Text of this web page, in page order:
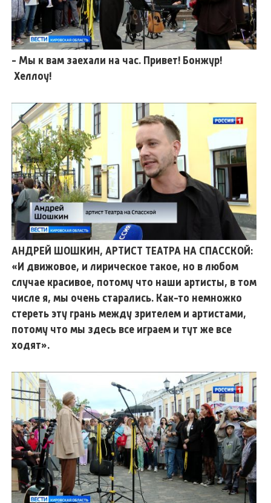
- Мы к вам заехали на час. Привет! Бонжур!
Хеллоу!
АНДРЕЙ ШОШКИН, АРТИСТ ТЕАТРА НА СПАССКОЙ:
«И движовое, и лирическое такое, но в любом
случае красивое, потому что наши артисты, в том
числе я, мы очень старались. Как-то немножко
стереть эту грань между зрителем и артистами,
потому что мы здесь все играем и тут же все
ходят».